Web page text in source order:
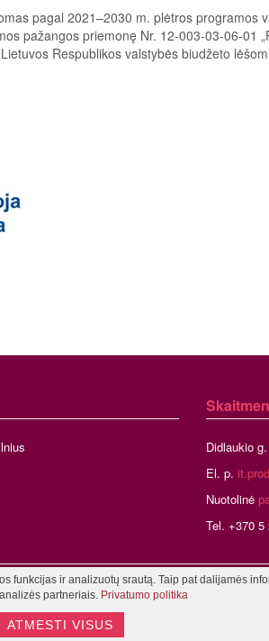
pagal 2021–2030 m. plėtros programos
pažangos priemonę Nr. 12-003-03-06-01
Respublikos valstybės biudžeto
Didlaukio
El. p.
Nuotolinė
Tel. +370 5
fakultetasTinklalapio administratorius
ir analizuotų srautą. Taip pat dalijamės
partneriais. Privatumo politika
ATMESTI VISUS